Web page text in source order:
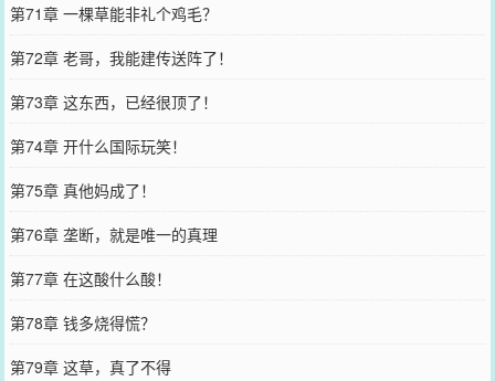
第71章 一棵草能非礼个鸡毛？
第72章 老哥，我能建传送阵了！
第73章 这东西，已经很顶了！
第74章 开什么国际玩笑！
第75章 真他妈成了！
第76章 垄断，就是唯一的真理
第77章 在这酸什么酸！
第78章 钱多烧得慌？
第79章 这草，真了不得